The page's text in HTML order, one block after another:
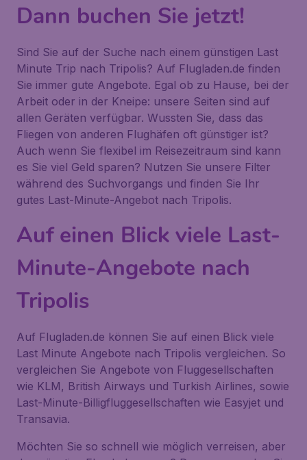
Dann buchen Sie jetzt!
Sind Sie auf der Suche nach einem günstigen Last
Minute Trip nach Tripolis? Auf Flugladen.de finden
Sie immer gute Angebote. Egal ob zu Hause, bei der
Arbeit oder in der Kneipe: unsere Seiten sind auf
allen Geräten verfügbar. Wussten Sie, dass das
Fliegen von anderen Flughäfen oft günstiger ist?
Auch wenn Sie flexibel im Reisezeitraum sind kann
es Sie viel Geld sparen? Nutzen Sie unsere Filter
während des Suchvorgangs und finden Sie Ihr
gutes Last-Minute-Angebot nach Tripolis.
Auf einen Blick viele Last-
Minute-Angebote nach
Tripolis
Auf Flugladen.de können Sie auf einen Blick viele
Last Minute Angebote nach Tripolis vergleichen. So
vergleichen Sie Angebote von Fluggesellschaften
wie KLM, British Airways und Turkish Airlines, sowie
Last-Minute-Billigfluggesellschaften wie Easyjet und
Transavia.
Möchten Sie so schnell wie möglich verreisen, aber